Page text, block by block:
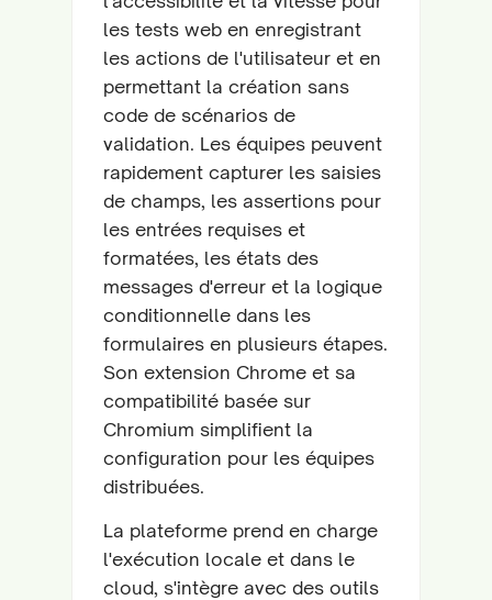
les tests web en enregistrant
les actions de l'utilisateur et en
permettant la création sans
code de scénarios de
validation. Les équipes peuvent
rapidement capturer les saisies
de champs, les assertions pour
les entrées requises et
formatées, les états des
messages d'erreur et la logique
conditionnelle dans les
formulaires en plusieurs étapes.
Son extension Chrome et sa
compatibilité basée sur
Chromium simplifient la
configuration pour les équipes
distribuées.
La plateforme prend en charge
l'exécution locale et dans le
cloud, s'intègre avec des outils